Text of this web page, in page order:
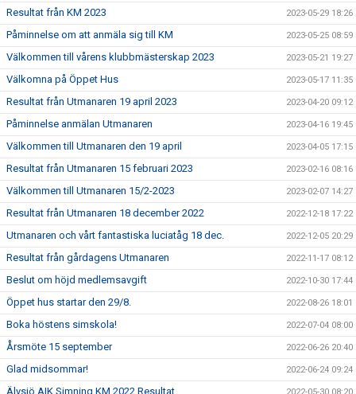
Resultat från KM 2023 2023-05-29 18:26
Påminnelse om att anmäla sig till KM 2023-05-25 08:59
Välkommen till vårens klubbmästerskap 2023 2023-05-21 19:27
Välkomna på Öppet Hus 2023-05-17 11:35
Resultat från Utmanaren 19 april 2023 2023-04-20 09:12
Påminnelse anmälan Utmanaren 2023-04-16 19:45
Välkommen till Utmanaren den 19 april 2023-04-05 17:15
Resultat från Utmanaren 15 februari 2023 2023-02-16 08:16
Välkommen till Utmanaren 15/2-2023 2023-02-07 14:27
Resultat från Utmanaren 18 december 2022 2022-12-18 17:22
Utmanaren och vårt fantastiska luciatåg 18 dec. 2022-12-05 20:29
Resultat från gårdagens Utmanaren 2022-11-17 08:12
Beslut om höjd medlemsavgift 2022-10-30 17:44
Öppet hus startar den 29/8. 2022-08-26 18:01
Boka höstens simskola! 2022-07-04 08:00
Årsmöte 15 september 2022-06-26 20:40
Glad midsommar! 2022-06-24 09:24
Älvsjö AIK Simning KM 2022 Resultat